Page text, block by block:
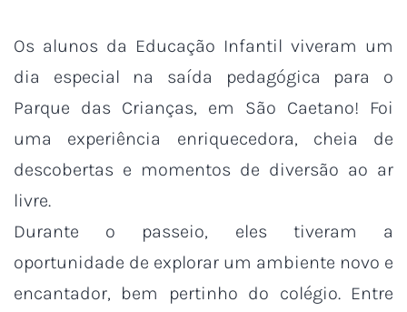
Os alunos da Educação Infantil viveram um
dia especial na saída pedagógica para o
Parque das Crianças, em São Caetano! Foi
uma experiência enriquecedora, cheia de
descobertas e momentos de diversão ao ar
livre.
Durante o passeio, eles tiveram a
oportunidade de explorar um ambiente novo e
encantador, bem pertinho do colégio. Entre